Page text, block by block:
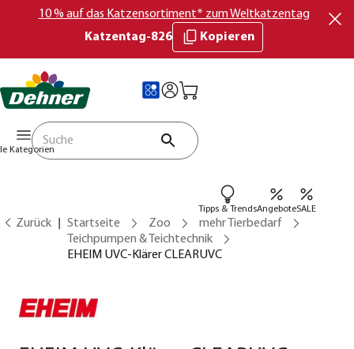
10 % auf das Katzensortiment* zum Weltkatzentag
Katzentag-826
Kopieren
Kategorien
Tipps & TrendsAngeboteSALE
Zurück Startseite Zoo
mehr Tierbedarf
Teichpumpen & Teichtechnik
EHEIM UVC-Klärer CLEARUVC